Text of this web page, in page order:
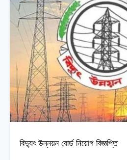
বিদ্যুৎ উন্নয়ন বোর্ড নিয়োগ বিজ্ঞপ্তি